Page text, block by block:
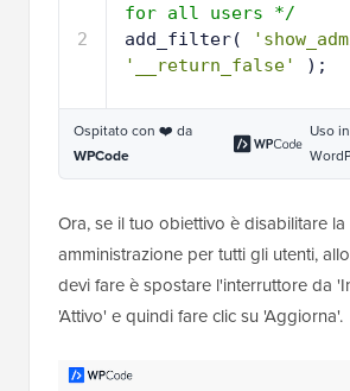
2
for all users */
add_filter(
'__return_false'
);
Ospitato con ❤️ da
WPCode
Uso
Ora, se il tuo obiettivo è disabilitare
amministrazione per tutti gli utenti,
devi fare è spostare l'interruttore da
'Attivo' e quindi fare clic su 'Aggiorna'.